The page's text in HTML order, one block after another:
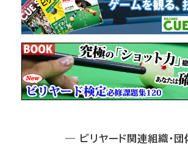
― ビリヤード関連組織・